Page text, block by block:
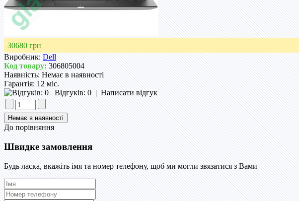
30680 грн
Виробник: Dell
Код товару:306805004
Наявність:Немає в наявності
Гарантія:12 міс.
Відгуків: 0|Написати відгук
До порівняння
Швидке замовлення
Будь ласка, вкажіть імя та номер телефону, щоб ми могли звязатися з Вами